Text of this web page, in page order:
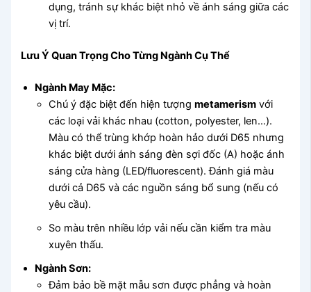
dụng, tránh sự khác biệt nhỏ về ánh sáng giữa các
vị trí.
Lưu Ý Quan Trọng Cho Từng Ngành Cụ Thể
Ngành May Mặc:
Chú ý đặc biệt đến hiện tượngmetamerism với
các loại vải khác nhau (cotton, polyester, len…).
Màu có thể trùng khớp hoàn hảo dưới D65 nhưng
khác biệt dưới ánh sáng đèn sợi đốc (A) hoặc ánh
sáng cửa hàng (LED/fluorescent). Đánh giá màu
dưới cả D65 và các nguồn sáng bổ sung (nếu có
yêu cầu).
So màu trên nhiều lớp vải nếu cần kiểm tra màu
xuyên thấu.
Ngành Sơn:
Đảm bảo bề mặt mẫu sơn được phẳng và hoàn